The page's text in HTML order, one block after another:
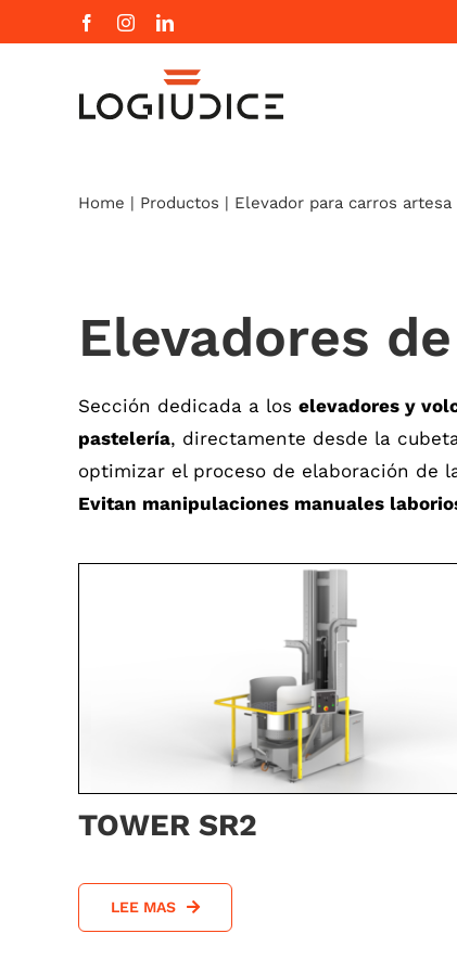
to
FacebookInstagramLinkedIn
Home | Productos | Elevador para carros artesa
Elevadores
Sección dedicada a los elevadores y
pastelería, directamente desde la
optimizar el proceso de elaboración de
Evitan manipulaciones manuales
TOWER SR2
LEE MAS